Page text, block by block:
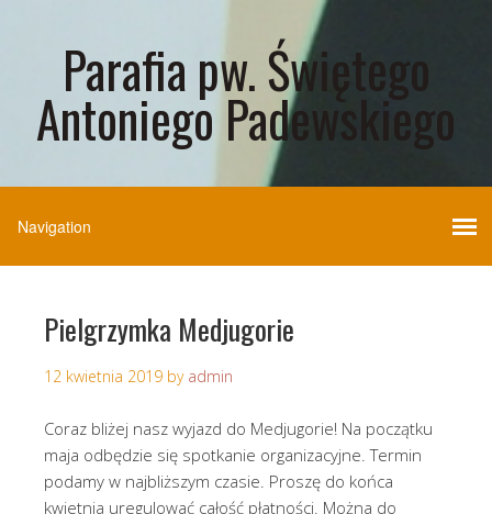
Parafia pw. Świętego
Antoniego Padewskiego
Pielgrzymka Medjugorie
12 kwietnia 2019 by admin
Coraz bliżej nasz wyjazd do Medjugorie! Na początku
maja odbędzie się spotkanie organizacyjne. Termin
podamy w najbliższym czasie. Proszę do końca
kwietnia uregulować całość płatności. Można do